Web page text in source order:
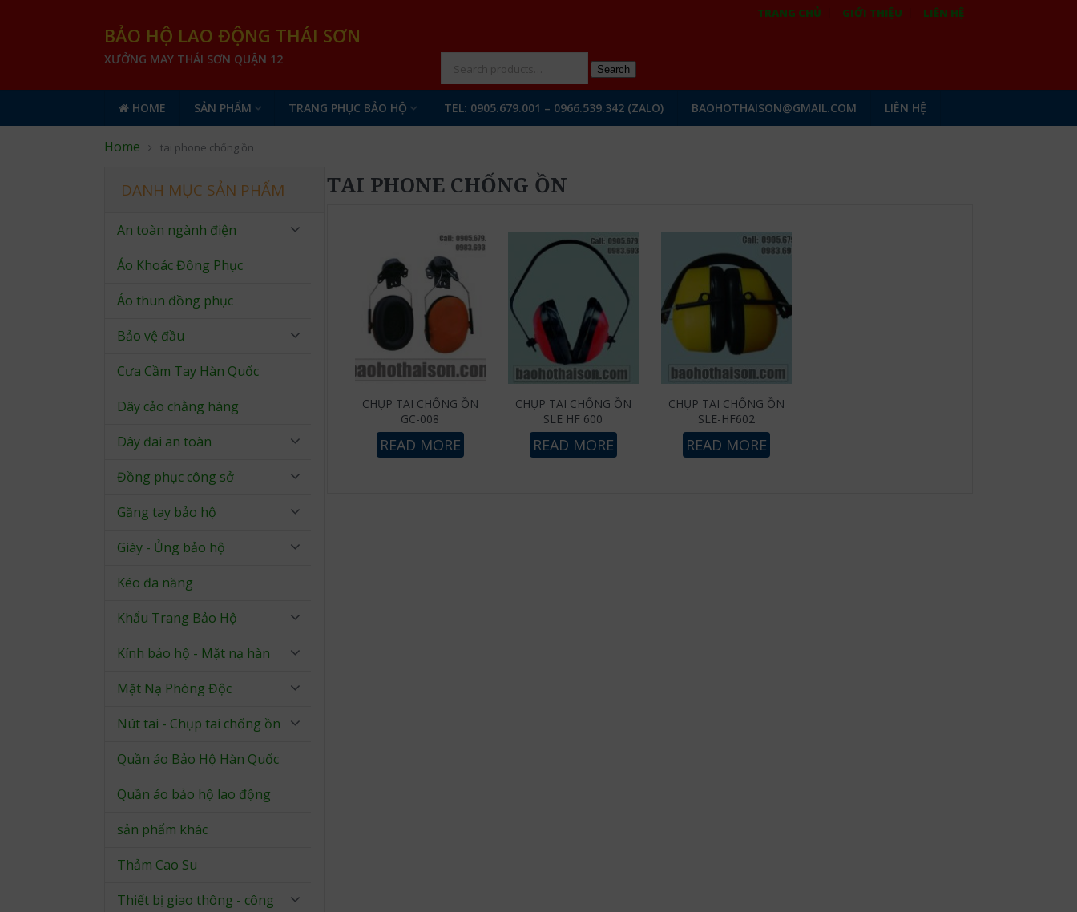
TRANG CHỦ GIỚI THIỆU LIÊN HỆ
BẢO HỘ LAO ĐỘNG THÁI SƠN
XƯỞNG MAY THÁI SƠN QUẬN 12
Search
HOME SẢN PHẨM TRANG PHỤC BẢO HỘ TEL: 0905.679.001 – 0966.539.342 (ZALO) BAOHOTHAISON@GMAIL.COM LIÊN HỆ
Home tai phone chống ồn
TAI PHONE CHỐNG ỒN
CHỤP TAI CHỐNG ỒN
GC-008
READ MORE
CHỤP TAI CHỐNG ỒN
SLE HF 600
READ MORE
CHỤP TAI CHỐNG ỒN
SLE-HF602
READ MORE
DANH MỤC SẢN PHẨM
An toàn ngành điện
Áo Khoác Đồng Phục
Áo thun đồng phục
Bảo vệ đầu
Cưa Cầm Tay Hàn Quốc
Dây cảo chằng hàng
Dây đai an toàn
Đồng phục công sở
Găng tay bảo hộ
Giày - Ủng bảo hộ
Kéo đa năng
Khẩu Trang Bảo Hộ
Kính bảo hộ - Mặt nạ hàn
Mặt Nạ Phòng Độc
Nút tai - Chụp tai chống ồn
Quần áo Bảo Hộ Hàn Quốc
Quần áo bảo hộ lao động
sản phẩm khác
Thảm Cao Su
Thiết bị giao thông - công